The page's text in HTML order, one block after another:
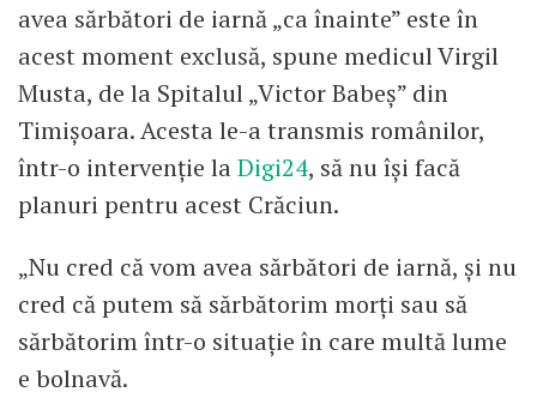
avea sărbători de iarnă „ca înainte” este în
acest moment exclusă, spune medicul Virgil
Musta, de la Spitalul „Victor Babeș” din
Timișoara. Acesta le-a transmis românilor,
într-o intervenție laDigi24, să nu își facă
planuri pentru acest Crăciun.
„Nu cred că vom avea sărbători de iarnă, și nu
cred că putem să sărbătorim morți sau să
sărbătorim într-o situație în care multă lume
e bolnavă.